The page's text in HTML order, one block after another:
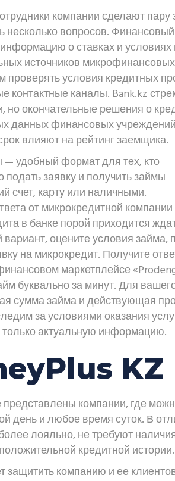
компании сделают
несколько вопросов.
о ставках и
источников
проверять условия кредитных
контактные каналы. Bank.kz
но окончательные решения о
данных финансовых
влияют на рейтинг заемщика.
удобный формат для тех, кто
подать заявку и получить займы
счет, карту или наличными.
от микрокредитной
в банке порой приходится
оцените условия
на микрокредит. Получите
маркетплейсе
буквально за минут. Для
сумма займа и действующая
за условиями оказания
актуальную информацию.
KZ
компании, где
день и любое время суток. В
лояльно, не требуют
кредитной истории.
защитить компанию и ее